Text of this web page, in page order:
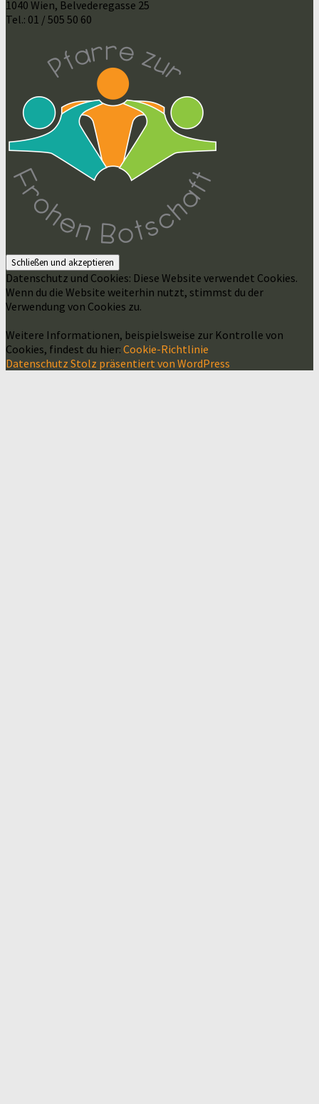
1040 Wien, Belvederegasse 25
Tel.: 01 / 505 50 60
Datenschutz und Cookies: Diese Website verwendet Cookies.
Wenn du die Website weiterhin nutzt, stimmst du der
Verwendung von Cookies zu.
Weitere Informationen, beispielsweise zur Kontrolle von
Cookies, findest du hier: Cookie-Richtlinie
Datenschutz Stolz präsentiert von WordPress